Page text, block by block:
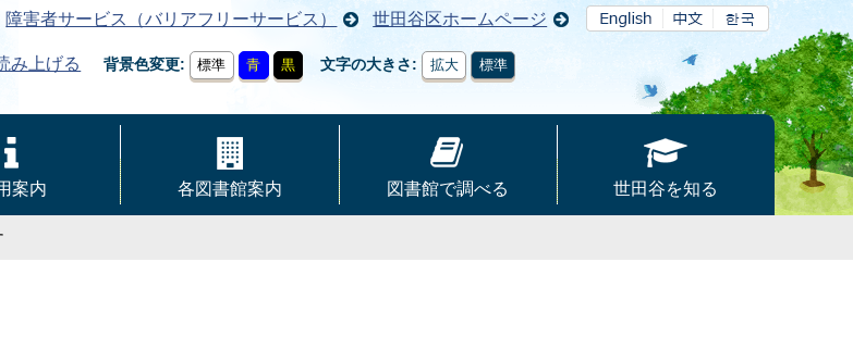
障害者サービス（バリアフリーサービス） 世田谷区ホームページ
み上げる 背景色変更 標準 青 黒 文字の大きさ 拡大 標準
案内 各図書館案内 図書館で調べる 世田谷を知る